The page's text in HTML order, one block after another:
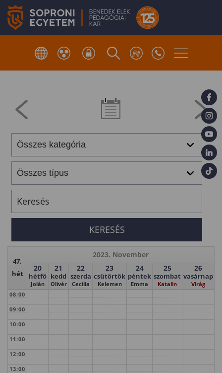
47.
hét
2023. November
20
hétfő
Jolán
21
kedd
Olivér
22
szerda
Cecília
23
csütörtök
Kelemen
24
péntek
Emma
25
szombat
Katalin
26
vasárnap
Virág
08:00
09:00
10:00
11:00
12:00
13:00